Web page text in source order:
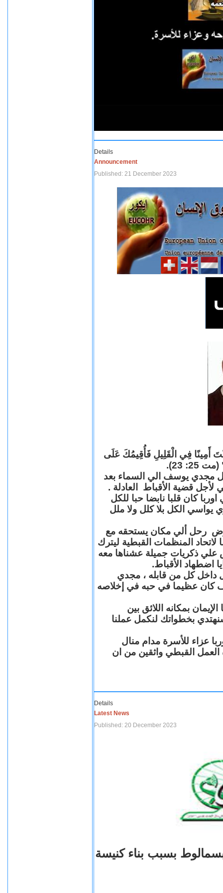
Details
Announcement
Published: 21 December 2023
أَمِينًا فِي الْقَلِيلِ فَأُقِيمُكَ عَلَى
23).
مجدي يوسف الي السماء بعد
قضية الأقباط العادلة .
كان قلبا نابضا حبا للكل
يواسي الكل بلا كلل ولا ملل
رحل ألي مكان يستحقه مع
المنظمات القبطية ليترك
علي ذكريات جميلة عشناها معه
اضطهاد الأقباط.
داخل كل من قابله ، مجدي
عظيما في حبه في إخلاصه
بمكانه اللائق بين
بخطواتك لنكمل عملنا
عزاء للأسرة مدام منال
العمل القبطي واثقين من ان
Details
Latest News
Published: 20 December 2023
بسبب بناء كنيسة